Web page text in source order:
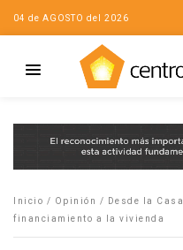
04 de AGOSTO del 2026
Inicio / Opinión / Desde la Casa
financiamiento a la vivienda